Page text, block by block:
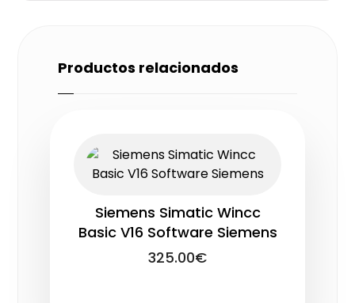
Productos relacionados
Siemens Simatic Wincc
Basic V16 Software Siemens
325.00€